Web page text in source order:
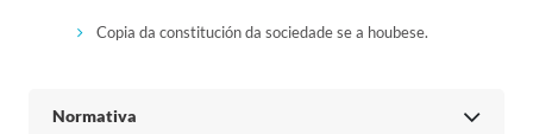
Copia da constitución da sociedade se a houbese.
Normativa